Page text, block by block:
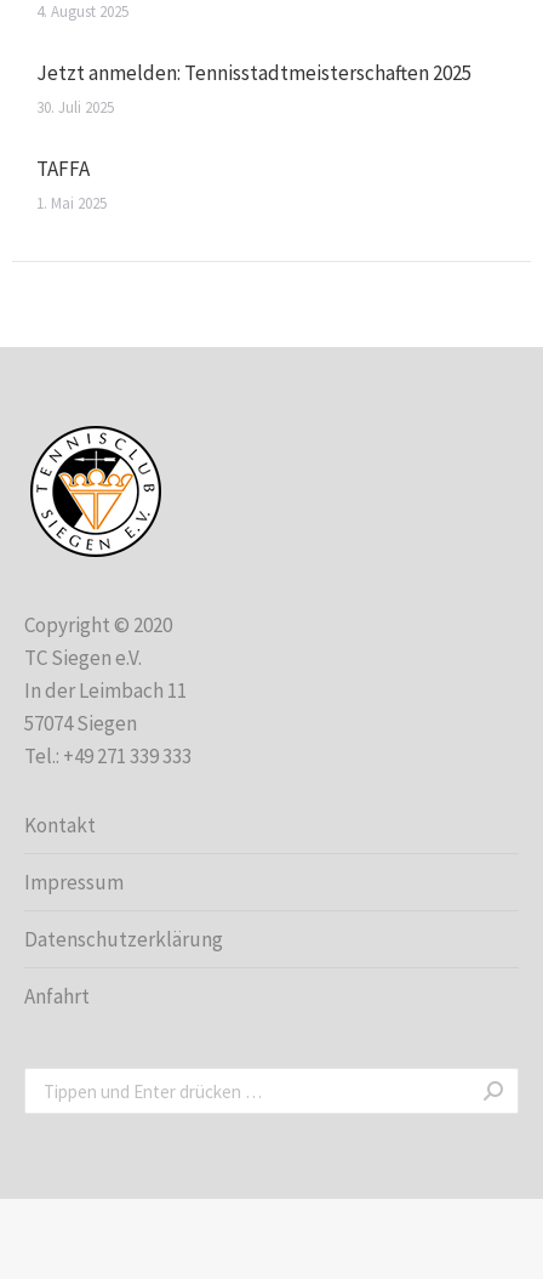
4. August 2025
Jetzt anmelden: Tennisstadtmeisterschaften 2025
30. Juli 2025
TAFFA
1. Mai 2025
Copyright © 2020
TC Siegen e.V.
In der Leimbach 11
57074 Siegen
Tel.: +49 271 339 333
Kontakt
Impressum
Datenschutzerklärung
Anfahrt